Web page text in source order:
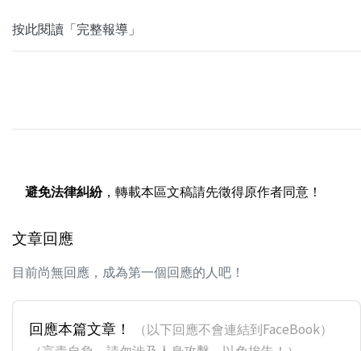
按此閱讀「完整報導」
避免法律糾紛，轉載本區文稿請先徵得原作者同意！
文章回應
目前尚無回應，成為第一個回應的人吧！
回應本篇文章！
（以下回應不會連結到FaceBook）